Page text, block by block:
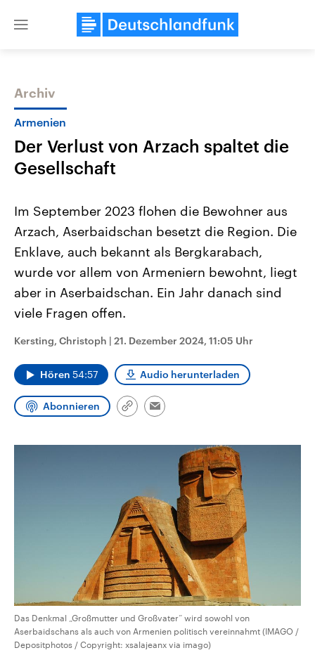
Close
Themen
Landtagswahl Sachsen-Anhalt
2026
Alle Informationen
Sachsen-Anhalt wählt am 6.
September 2026 einen neuen
Landtag. Seit 2021 wird das
Bundesland von einer Koalition aus
CDU, SPD und FDP regiert.-
Umfragen, Prognosen,
Wahlprogramme, aktuelle Berichte
und Kandidaten der anstehenden
Wahl.
USA
Aktuelle Beiträge,
Hintergründe
Wirtschaftlich und
gehören die Vereinigten
den mächtigsten Ländern
Archiv
Armenien
Der Verlust von Arzach spaltet die
Gesellschaft
Im September 2023 flohen die Bewohner aus
Arzach, Aserbaidschan besetzt die Region. Die
Enklave, auch bekannt als Bergkarabach,
wurde vor allem von Armeniern bewohnt, liegt
aber in Aserbaidschan. Ein Jahr danach sind
viele Fragen offen.
Kersting, Christoph | 21. Dezember 2024, 11:05 Uhr
Hören 54:57 Audio herunterladen
Abonnieren
Link
Email
Das Denkmal „Großmutter und Großvater“ wird sowohl von
Aserbaidschans als auch von Armenien politisch vereinnahmt (IMAGO /
Depositphotos / Copyright: xsalajeanx via imago)